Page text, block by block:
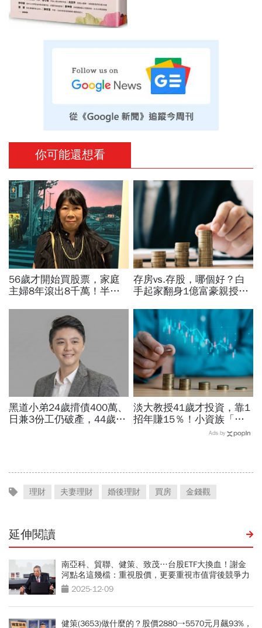
你可能還想看
56歲才開始買股票，家庭
主婦8年滾出8千萬！半年
殺在最低點」...她靠3個心
存房vs.存股，哪個好？白
手起家翻身1億富豪親授：
「它」致富
黑道小弟24歲揹債400萬、
日兼3份工仍破產，44歲翻
淡大教授41歲才投資，靠1
招年賺15％！小資族「勝
率最高」ETF配置法公開：
Ads by
理財 夫妻理財 婚後理財 買房 金錢觀
延伸閱讀
南亞科、貿聯、健策、致茂…台股ETF大換血！謝金
河點名這幾檔：重視股價，更要重視市值背後競爭力
2025-12-09
健策(3653)做什麼的？股價2880→5570元月飆93%，